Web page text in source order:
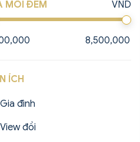
MỖI ĐÊM VND
ÍCH
Gia đình
View đồi